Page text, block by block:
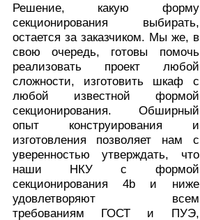
Решение, какую форму
секционирования выбирать,
остается за заказчиком. Мы же, в
свою очередь, готовы помочь
реализовать проект любой
сложности, изготовить шкаф с
любой известной формой
секционирования. Обширный
опыт конструирования и
изготовления позволяет нам с
уверенностью утверждать, что
наши НКУ с формой
секционирования 4b и ниже
удовлетворяют всем
требованиям ГОСТ и ПУЭ,